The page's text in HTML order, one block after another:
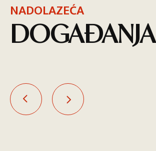
NADOLAZEĆA
DOGAĐANJA